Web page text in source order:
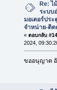
Re:
ระบบ
มอเตอร์ประ
จำหน่าย-ติด
« ตอบกลับ
2024,
ขออนุญาต